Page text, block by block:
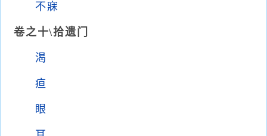
不寐
卷之十\拾遗门
渴
疸
眼